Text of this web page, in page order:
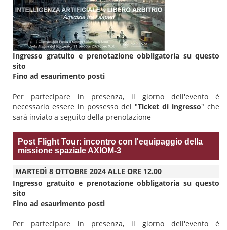
Ingresso gratuito e prenotazione obbligatoria su questo
sito
Fino ad esaurimento posti
Per partecipare in presenza, il giorno dell'evento è
necessario essere in possesso del "Ticket di ingresso" che
sarà inviato a seguito della prenotazione
Post Flight Tour: incontro con l'equipaggio della
missione spaziale AXIOM-3
MARTEDÌ 8 OTTOBRE 2024 ALLE ORE 12.00
Ingresso gratuito e prenotazione obbligatoria su questo
sito
Fino ad esaurimento posti
Per partecipare in presenza, il giorno dell'evento è